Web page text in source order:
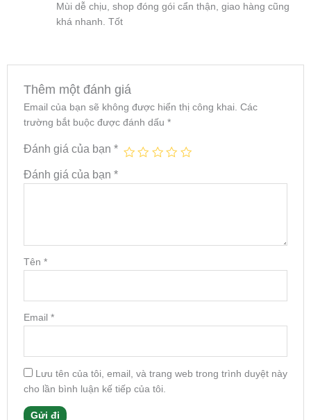
Mùi dễ chịu, shop đóng gói cẩn thận, giao hàng cũng
khá nhanh. Tốt
Thêm một đánh giá
Email của bạn sẽ không được hiển thị công khai. Các
trường bắt buộc được đánh dấu *
Đánh giá của bạn *
Đánh giá của bạn *
Tên *
Email *
Lưu tên của tôi, email, và trang web trong trình duyệt này
cho lần bình luận kế tiếp của tôi.